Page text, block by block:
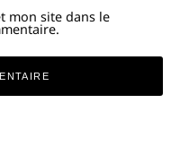
mon site dans le